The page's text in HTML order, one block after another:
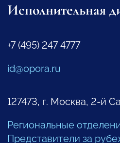
Исполнительная
+7 (495) 247 4777
id@opora.ru
127473, г. Москва, 2-й
Региональные
Представители за